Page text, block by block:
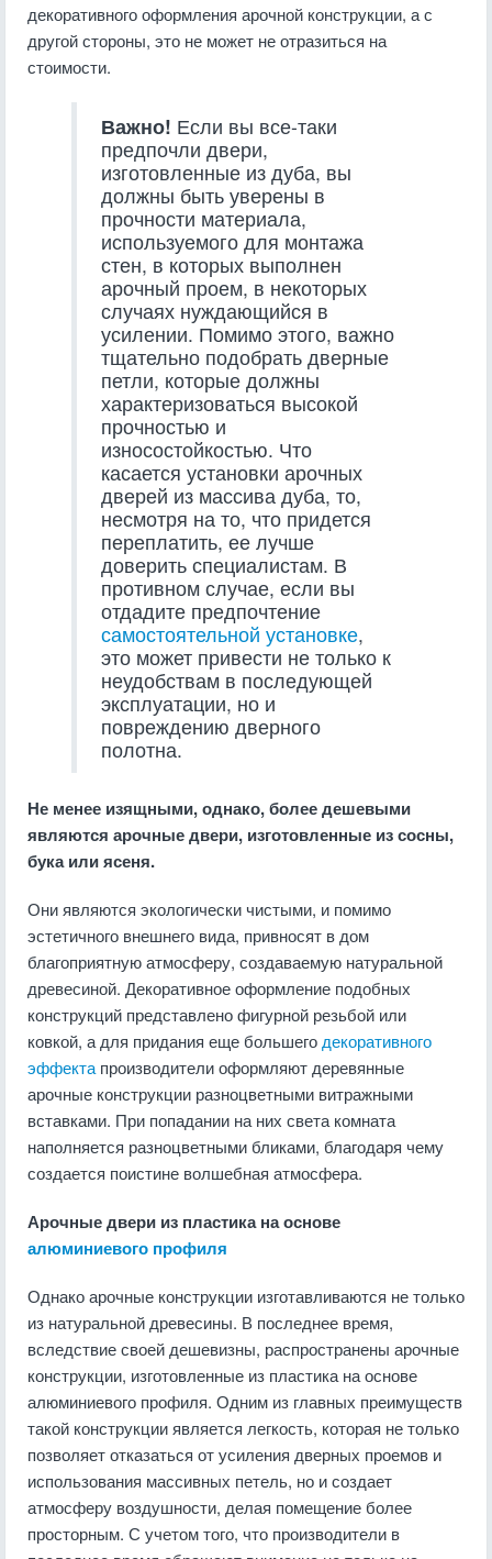
декоративного оформления арочной конструкции, а с
другой стороны, это не может не отразиться на
стоимости.
Важно! Если вы все-таки
предпочли двери,
изготовленные из дуба, вы
должны быть уверены в
прочности материала,
используемого для монтажа
стен, в которых выполнен
арочный проем, в некоторых
случаях нуждающийся в
усилении. Помимо этого, важно
тщательно подобрать дверные
петли, которые должны
характеризоваться высокой
прочностью и
износостойкостью. Что
касается установки арочных
дверей из массива дуба, то,
несмотря на то, что придется
переплатить, ее лучше
доверить специалистам. В
противном случае, если вы
отдадите предпочтение
самостоятельной установке,
это может привести не только к
неудобствам в последующей
эксплуатации, но и
повреждению дверного
полотна.
Не менее изящными, однако, более дешевыми
являются арочные двери, изготовленные из сосны,
бука или ясеня.
Они являются экологически чистыми, и помимо
эстетичного внешнего вида, привносят в дом
благоприятную атмосферу, создаваемую натуральной
древесиной. Декоративное оформление подобных
конструкций представлено фигурной резьбой или
ковкой, а для придания еще большего декоративного
эффекта производители оформляют деревянные
арочные конструкции разноцветными витражными
вставками. При попадании на них света комната
наполняется разноцветными бликами, благодаря чему
создается поистине волшебная атмосфера.
Арочные двери из пластика на основе
алюминиевого профиля
Однако арочные конструкции изготавливаются не только
из натуральной древесины. В последнее время,
вследствие своей дешевизны, распространены арочные
конструкции, изготовленные из пластика на основе
алюминиевого профиля. Одним из главных преимуществ
такой конструкции является легкость, которая не только
позволяет отказаться от усиления дверных проемов и
использования массивных петель, но и создает
атмосферу воздушности, делая помещение более
просторным. С учетом того, что производители в